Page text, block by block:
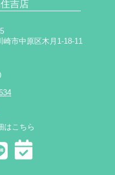
吉店
崎市中原区木月1-18-11
はこちら